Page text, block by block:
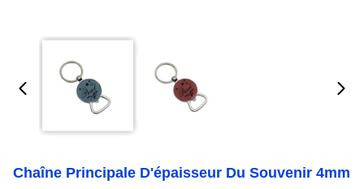
Chaîne Principale D'épaisseur Du Souvenir 4mm